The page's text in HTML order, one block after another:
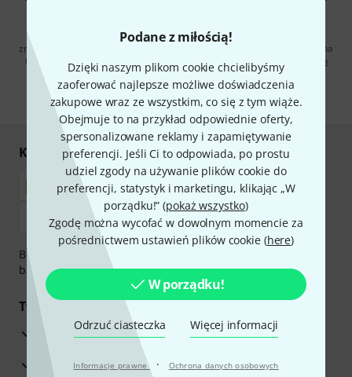
Podane z miłością!
Dzięki naszym plikom cookie chcielibyśmy
zaoferować najlepsze możliwe doświadczenia
zakupowe wraz ze wszystkim, co się z tym wiąże.
Obejmuje to na przykład odpowiednie oferty,
spersonalizowane reklamy i zapamiętywanie
preferencji. Jeśli Ci to odpowiada, po prostu
udziel zgody na używanie plików cookie do
preferencji, statystyk i marketingu, klikając „W
porządku!” (pokaż wszystko)
Zgodę można wycofać w dowolnym momencie za
pośrednictwem ustawień plików cookie (here)
W porządku!
Odrzuć ciasteczka Więcej informacji
Informacje prawne · Ochrona danych osobowych
materialów reklamowych przesyłanych drogą elektroniczną. Możesz
zrezygnować z subskrypcji w dowolnym momencie. Więcej informacji na
temat newslettera można znaleźć w naszych
wytycznych dotyczących
ochrony danych ososbowych.
* Wymagany
Kupuj i płać bezpiecznie
Bezpieczna płatność przez Za pobraniem, Przelew
bankowy, PayPal, Blik lub Karta kredytowa.
Twoje korzyści
3-letnia Gwarancja Thomann
30-dniowa gwarancja zwrotu pieniędzy